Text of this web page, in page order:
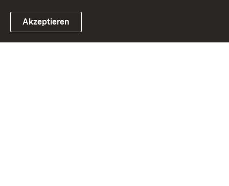
Link zum Landesportal
Akzeptieren